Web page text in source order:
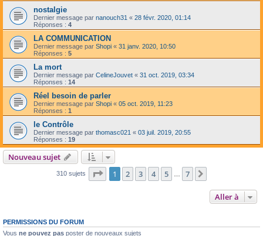
nostalgie
Dernier message par nanouch31 « 28 févr. 2020, 01:14
Réponses : 4
LA COMMUNICATION
Dernier message par Shopi « 31 janv. 2020, 10:50
Réponses : 5
La mort
Dernier message par CelineJouvet « 31 oct. 2019, 03:34
Réponses : 14
Réel besoin de parler
Dernier message par Shopi « 05 oct. 2019, 11:23
Réponses : 1
le Contrôle
Dernier message par thomasc021 « 03 juil. 2019, 20:55
Réponses : 19
Nouveau sujet
310 sujets Page 1sur7
1 2 3 4 5 7
Aller à
PERMISSIONS DU FORUM
Vous ne pouvez pas poster de nouveaux sujets